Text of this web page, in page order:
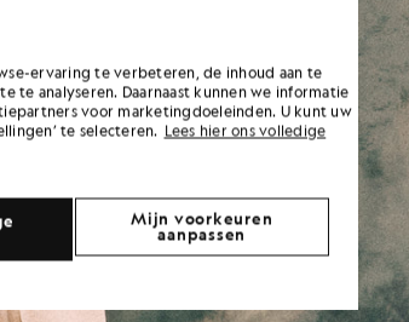
ervaring te verbeteren, de inhoud aan te
te analyseren. Daarnaast kunnen we informatie
voor marketingdoeleinden. U kunt uw
te selecteren. Lees hier ons volledige
Mijn voorkeuren
aanpassen